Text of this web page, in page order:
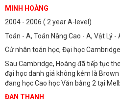
MINH HOÀNG
2004 - 2006 ( 2 year A-level)
Toán - A, Toán Nâng Cao - A, Vật Lý -
Cử nhân toán học, Đại học Cambridge
Sau Cambridge, Hoàng đã tiếp tục
đại học danh giá không kém là
đang học Cao học Văn bằng 2 tại
ĐAN THANH